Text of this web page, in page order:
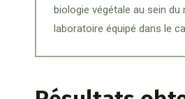
biologie végétale au sein du
laboratoire équipé dans le